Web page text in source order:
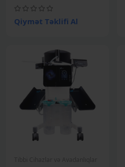
Qiymət Təklifi Al